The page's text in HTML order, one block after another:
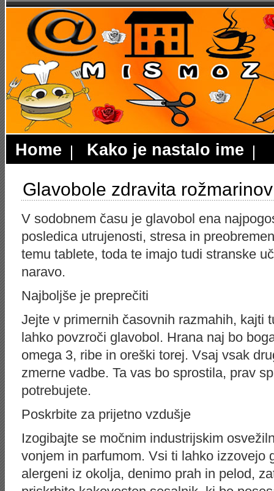
Home Kako je nastalo ime
Glavobole zdravita
V sodobnem času je glavobol ena
posledica utrujenosti, stresa in
temu tablete, toda te imajo tudi stranske
naravo.
Najboljše je preprečiti
Jejte v primernih časovnih razmahih, kajti
lahko povzroči glavobol. Hrana naj bo
omega 3, ribe in oreški torej. Vsaj vsak
zmerne vadbe. Ta vas bo sprostila, prav
potrebujete.
Poskrbite za prijetno vzdušje
Izogibajte se močnim industrijskim
vonjem in parfumom. Vsi ti lahko izzovejo
alergeni iz okolja, denimo prah in pelod,